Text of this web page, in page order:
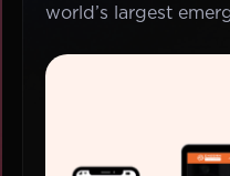
world’s largest